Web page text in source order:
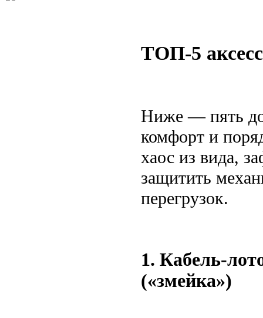
ТОП-5
Ниже — пять
комфорт и
хаос из вида,
защитить
перегрузок.
1. Кабель-
(«змейка»)